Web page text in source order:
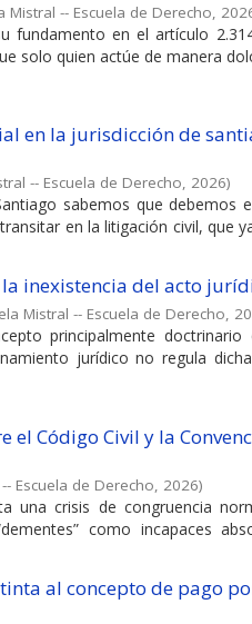
Mistral -- Escuela de Derecho,
fundamento en el artículo
solo quien actúe de manera
en la jurisdicción de
-- Escuela de Derecho, 2026)
sabemos que debemos
en la litigación civil, que
inexistencia del acto
Mistral -- Escuela de Derecho,
principalmente doctrinario
jurídico no regula
Código Civil y la
Escuela de Derecho, 2026)
una crisis de congruencia
como incapaces
al concepto de pago